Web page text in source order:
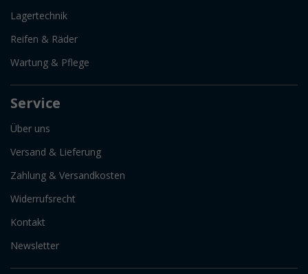
Lagertechnik
Reifen & Räder
Wartung & Pflege
Service
Über uns
Versand & Lieferung
Zahlung & Versandkosten
Widerrufsrecht
Kontakt
Newsletter